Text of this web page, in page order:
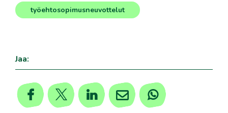
, työehtosopimusneuvottelut
Jaa: